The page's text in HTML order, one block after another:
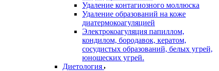
Удаление контагиозного моллюска
Удаление образований на коже
диатермокоагуляцией
Электрокоагуляция папиллом,
кондилом, бородавок, кератом,
сосудистых образований, белых угрей,
юношеских угрей.
Диетология